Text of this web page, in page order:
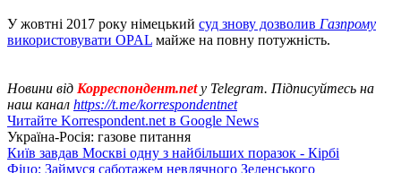
У жовтні 2017 року німецький суд знову дозволив Газпрому
використовувати OPAL майже на повну потужність.
Новини від Корреспондент.netу Telegram. Підписуйтесь на
наш канал https://t.me/korrespondentnet
Читайте Korrespondent.net в Google News
Україна-Росія: газове питання
Київ завдав Москві одну з найбільших поразок - Кірбі
Фіцо: Займуся саботажем невдячного Зеленського